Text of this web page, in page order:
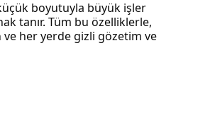
boyutuyla büyük işler
tanır. Tüm bu özelliklerle,
her yerde gizli gözetim ve